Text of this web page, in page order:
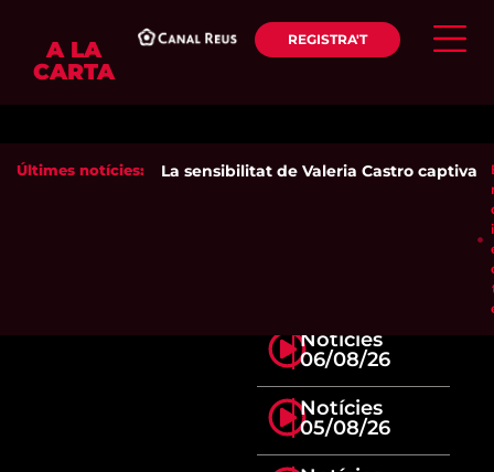
A LA
CARTA
REGISTRA'T
Últimes notícies: La sensibilitat de Valeria Castro captiva
Notícies
06/08/26
Notícies
05/08/26